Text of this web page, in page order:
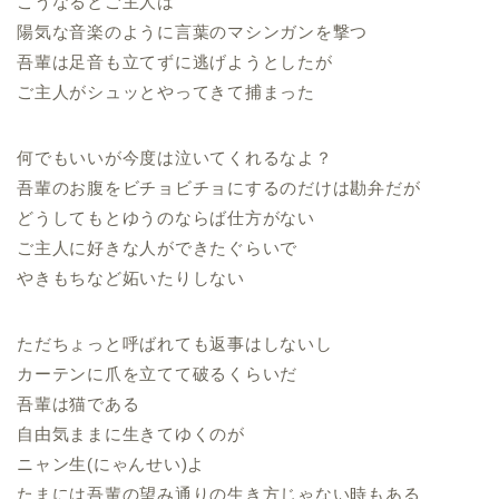
陽気な音楽のように言葉のマシンガンを撃つ
吾輩は足音も立てずに逃げようとしたが
ご主人がシュッとやってきて捕まった
何でもいいが今度は泣いてくれるなよ？
吾輩のお腹をビチョビチョにするのだけは勘弁だが
どうしてもとゆうのならば仕方がない
ご主人に好きな人ができたぐらいで
やきもちなど妬いたりしない
ただちょっと呼ばれても返事はしないし
カーテンに爪を立てて破るくらいだ
吾輩は猫である
自由気ままに生きてゆくのが
ニャン生(にゃんせい)よ
たまには吾輩の望み通りの生き方じゃない時もある